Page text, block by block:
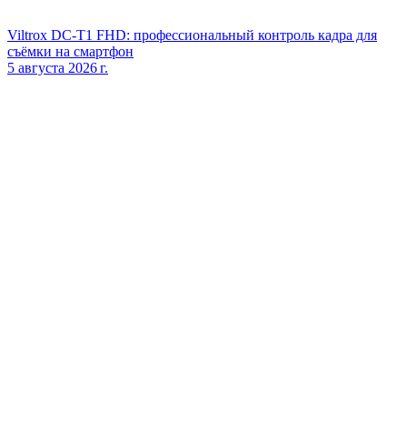
Viltrox DC‑T1 FHD: профессиональный контроль кадра для
съёмки на смартфон
5 августа 2026 г.